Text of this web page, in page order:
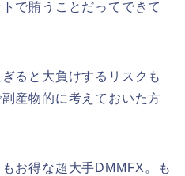
で賄うことだってできて
ると大負けするリスクも
産物的に考えておいた方
お得な超大手DMMFX。も